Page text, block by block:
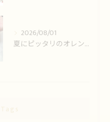
2026/08/01
夏にピッタリのオレンジ💅
Tags